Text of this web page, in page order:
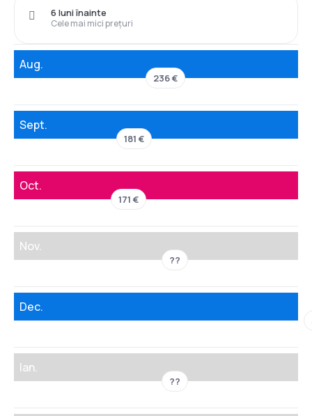
Cele mai mici prețuri
6 luni înainte
Aug.
236 €
Sept.
181 €
Oct.
171 €
Nov.
??
Dec.
Ian.
??